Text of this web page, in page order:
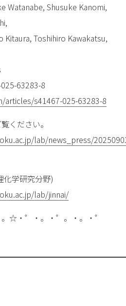
Watanabe, Shusuke Kanomi,
Kitaura, Toshihiro Kawakatsu,
63283-8
s41467-025-63283-8
ください。
lab/news_press/
学研究分野)
lab/jinnai/
゜・。・゜。・。・゜